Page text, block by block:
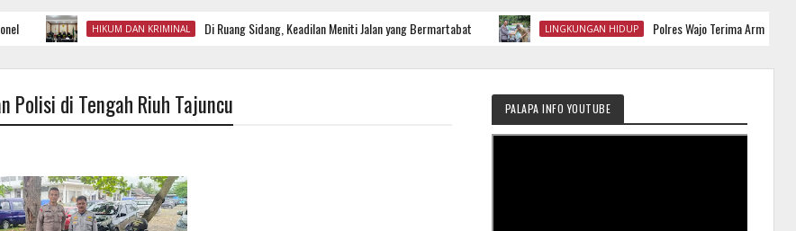
HIKUM DAN KRIMINAL Di Ruang Sidang, Keadilan Meniti Jalan yang Bermartabat LINGKUNGAN HIDUP Polres Wajo Terima Armada
Polisi di Tengah Riuh Tajuncu PALAPA INFO YOUTUBE